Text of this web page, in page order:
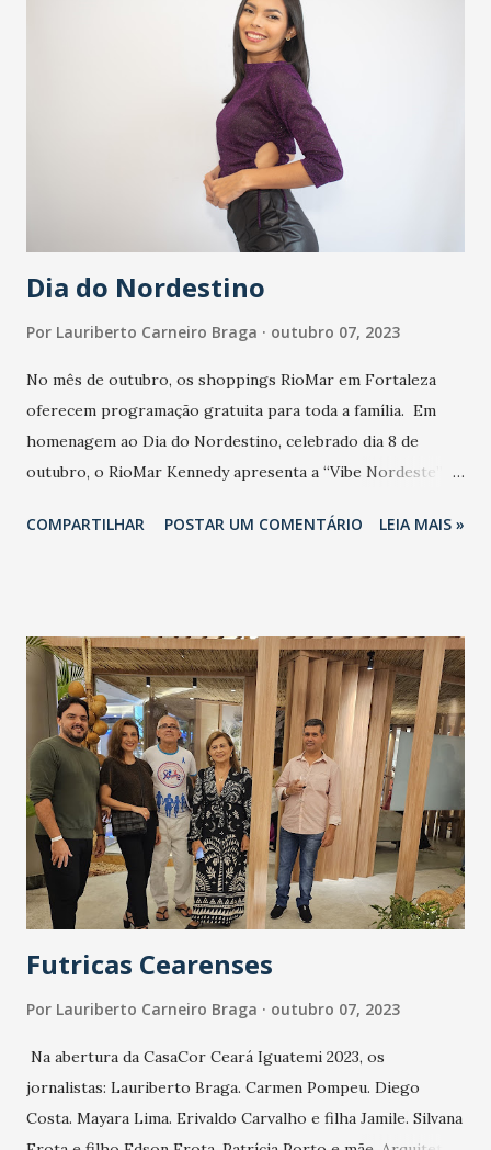
Pinto Pinho Ivaldo Ananias Paixão Geraldo Sinézio
Sobrinho Diana Maria Maciel Mano de Carvalho Janne Ruth
Nascimento Viana Alessandra Aires Sabino Vieira Sandra
Paula Pereira de Araújo Ianna Fernandes de Almeida
Dia do Nordestino
Por Lauriberto Carneiro Braga outubro 07, 2023
No mês de outubro, os shoppings RioMar em Fortaleza
oferecem programação gratuita para toda a família. Em
homenagem ao Dia do Nordestino, celebrado dia 8 de
outubro, o RioMar Kennedy apresenta a “Vibe Nordeste”
característicos da região. A programação inicia nesta
discotecando as melhores canções de brega. Todas as
apresentações acontecem às 19 horas, no palco da Praça de
Alimentação, Piso L3. Já no RioMar Fortaleza, a agenda
inicia nesta sexta-feira (6/10), com apresentação da cantora
Ângela, a partir das 19h, durante a “Sexta do Jazz”. A
programação acontece durante todo o mês com shows
gratuitos da cantora Karol Tavares, dia 13; Raara, no dia 20;
e Gabriela Willis, no dia 27. Além da boa música, os
restaurantes localizados no Espaço Gourmet, Pisos...
COMPARTILHAR POSTAR UM COMENTÁRIO LEIA MAIS »
Futricas Cearenses
Por Lauriberto Carneiro Braga outubro 07, 2023
Na abertura da CasaCor Ceará Iguatemi 2023, os
jornalistas: Lauriberto Braga. Carmen Pompeu. Diego
Costa. Mayara Lima. Erivaldo Carvalho e filha Jamile. Silvana